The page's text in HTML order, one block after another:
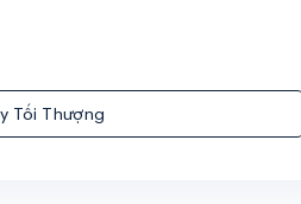
Tối Thượng